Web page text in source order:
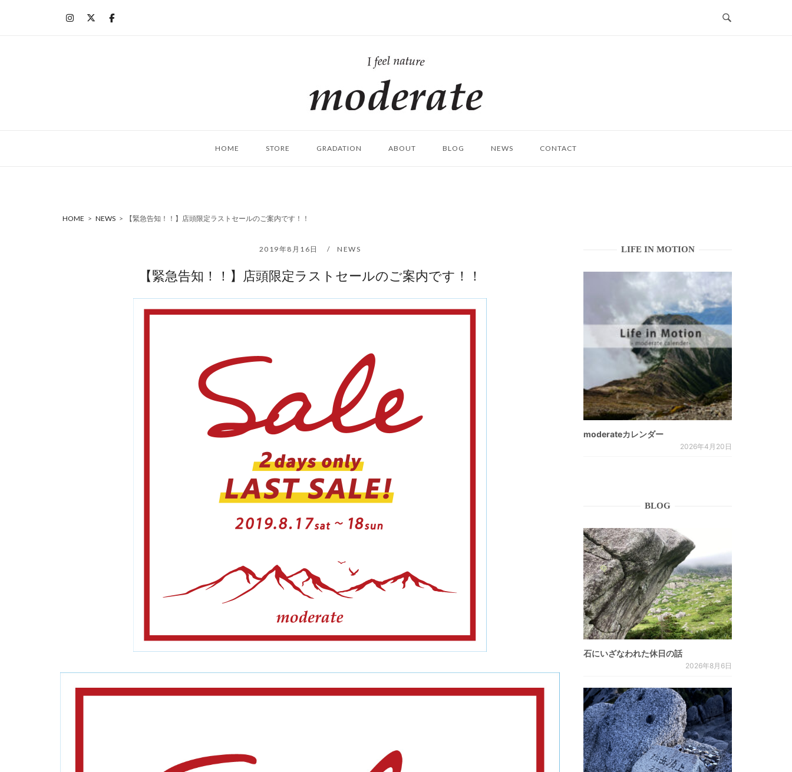
ム
HOME STORE GRADATION ABOUT BLOG NEWS CONTACT
HOME > NEWS > 【緊急告知！！】店頭限定ラストセールのご案内です！！
2019年8月16日 NEWS
【緊急告知！！】店頭限定ラストセールのご案内です！！
LIFE IN MOTION
moderateカレンダー
2026年4月20日
BLOG
石にいざなわれた休日の話
2026年8月6日